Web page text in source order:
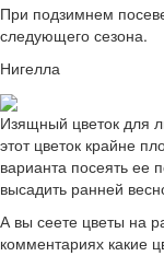
При подзимнем
следующего сезона.
Нигелла
Изящный цветок для
этот цветок крайне
варианта посеять ее
высадить ранней
А вы сеете цветы на
комментариях какие